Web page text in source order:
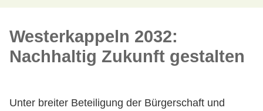
Westerkappeln 2032:
Nachhaltig Zukunft gestalten
Unter breiter Beteiligung der Bürgerschaft und